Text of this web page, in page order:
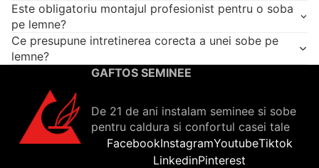
Este obligatoriu montajul profesionist pentru o soba
pe lemne?
Ce presupune intretinerea corecta a unei sobe pe
lemne?
GAFTOS SEMINEE
De 21 de ani instalam seminee si sobe
pentru caldura si confortul casei tale
FacebookInstagramYoutubeTiktok
LinkedinPinterest